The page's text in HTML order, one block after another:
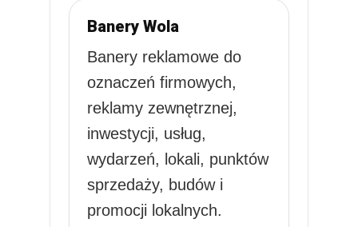
Banery Wola
Banery reklamowe do
oznaczeń firmowych,
reklamy zewnętrznej,
inwestycji, usług,
wydarzeń, lokali, punktów
sprzedaży, budów i
promocji lokalnych.